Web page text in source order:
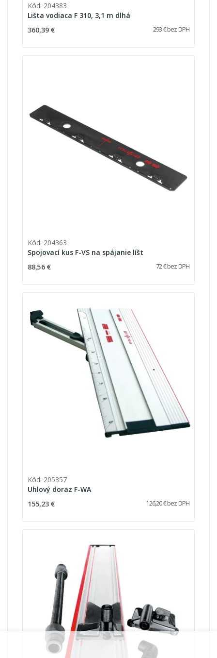
Kód: 204383
Lišta vodiaca F 310, 3,1 m dlhá
360,39 € 293 € bez DPH
Kód: 204363
Spojovací kus F-VS na spájanie líšt
88,56 € 72 € bez DPH
Kód: 205357
Uhlový doraz F-WA
155,23 € 126,20 € bez DPH